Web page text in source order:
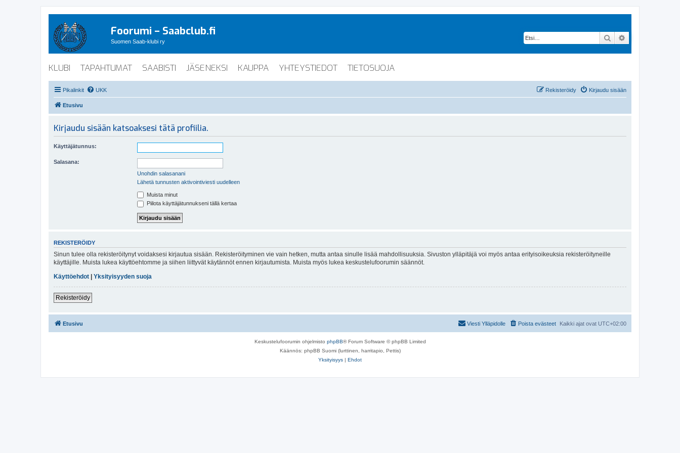
Foorumi – Saabclub.fi
Suomen Saab-klubi ry Etsi
KLUBI TAPAHTUMAT SAABISTI JÄSENEKSI KAUPPA YHTEYSTIEDOT TIETOSUOJA
Pikalinkit UKK Kirjaudu sisään
Rekisteröidy
Etusivu
Kirjaudu sisään katsoaksesi tätä profiilia.
Käyttäjätunnus:
Salasana:
Unohdin salasanani
Lähetä tunnusten aktivointiviesti uudelleen
Muista minut
Piilota käyttäjätunnukseni tällä kertaa
REKISTERÖIDY
Sinun tulee olla rekisteröitynyt voidaksesi kirjautua sisään. Rekisteröityminen vie vain hetken, mutta antaa sinulle lisää mahdollisuuksia. Sivuston ylläpitäjä voi myös antaa erityisoikeuksia rekisteröityneille
käyttäjille. Muista lukea käyttöehtomme ja siihen liittyvät käytännöt ennen kirjautumista. Muista myös lukea keskustelufoorumin säännöt.
Käyttöehdot
Yksityisyyden suoja
Rekisteröidy
Etusivu Kaikki ajat ovat UTC+02:00
Poista evästeet
Viesti Ylläpidolle
Keskustelufoorumin ohjelmisto phpBB® Forum Software © phpBB Limited
Käännös: phpBB Suomi (lurttinen, harritapio, Pettis)
Yksityisyys | Ehdot